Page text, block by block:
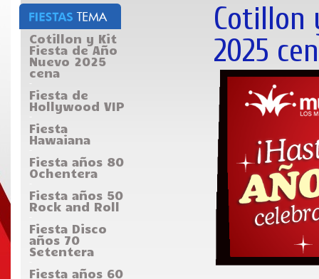
Cotillon y Kit
Fiesta de Año
Nuevo 2025
cena
-
Fiesta de
Hollywood VIP
Fiesta
Hawaiana
Fiesta años 80
Ochentera
Fiesta años 50
Rock and Roll
Fiesta Disco
años 70
Setentera
Fiesta años 60
Cotillon
2025